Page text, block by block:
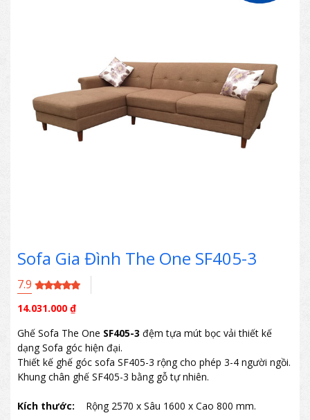
Sofa Gia Đình The One SF405-3
7.9
14.031.000 ₫
Ghế Sofa The One SF405-3 đệm tựa mút bọc vải thiết kế
dạng Sofa góc hiện đại.
Thiết kế ghế góc sofa SF405-3 rộng cho phép 3-4 người ngồi.
Khung chân ghế SF405-3 bằng gỗ tự nhiên.
Kích thước: Rộng 2570 x Sâu 1600 x Cao 800 mm.